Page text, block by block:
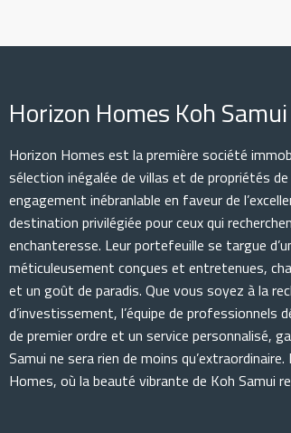
Horizon Homes Koh
Horizon Homes est la première société
sélection inégalée de villas et de propriétés
engagement inébranlable en faveur de
destination privilégiée pour ceux qui
enchanteresse. Leur portefeuille se targue
méticuleusement conçues et entretenues,
et un goût de paradis. Que vous soyez à la
d’investissement, l’équipe de
de premier ordre et un service personnalisé,
Samui ne sera rien de moins
Homes, où la beauté vibrante de Koh Samui